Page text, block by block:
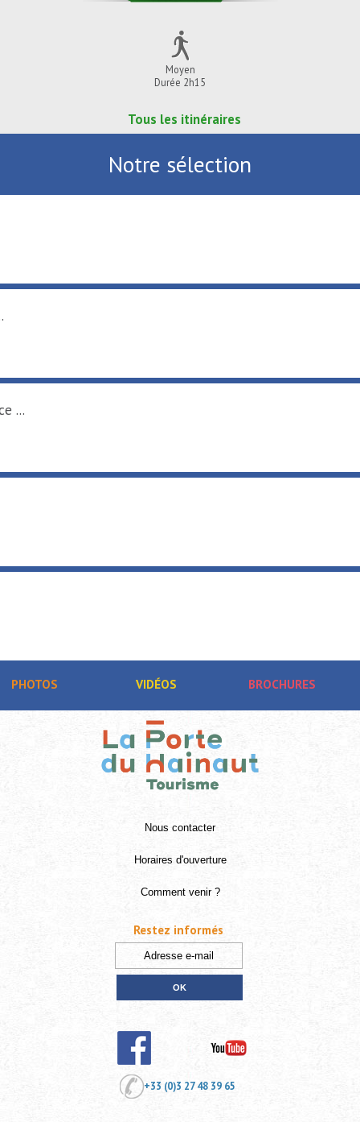
Moyen
Durée 2h15
Tous les itinéraires
Notre sélection
...
PHOTOS VIDÉOS BROCHURES
Nous contacter
Horaires d'ouverture
Comment venir ?
+33 (0)3 27 48 39 65
Restez informés